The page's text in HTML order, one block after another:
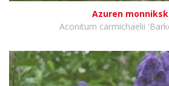
Azuren
Aconitum carmichaelii